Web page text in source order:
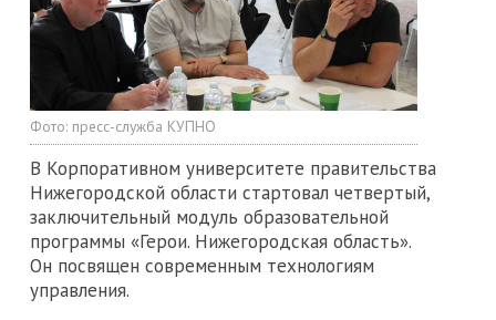
Фото: пресс-служба КУПНО
В Корпоративном университете правительства
Нижегородской области стартовал четвертый,
заключительный модуль образовательной
программы «Герои. Нижегородская область».
Он посвящен современным технологиям
управления.